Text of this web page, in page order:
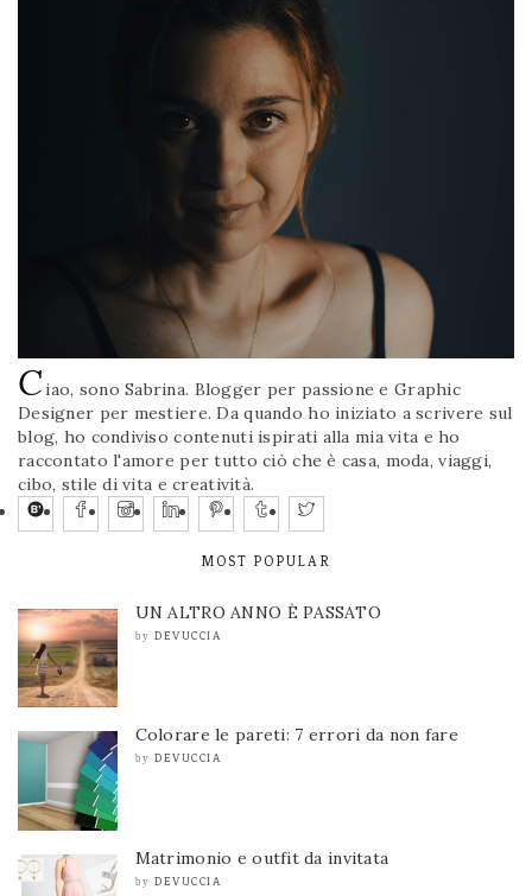
Ciao, sono Sabrina. Blogger per passione e Graphic
Designer per mestiere. Da quando ho iniziato a scrivere sul
blog, ho condiviso contenuti ispirati alla mia vita e ho
raccontato l'amore per tutto ciò che è casa, moda, viaggi,
cibo, stile di vita e creatività.
MOST POPULAR
UN ALTRO ANNO È PASSATO
by DEVUCCIA
Colorare le pareti: 7 errori da non fare
by DEVUCCIA
Matrimonio e outfit da invitata
by DEVUCCIA